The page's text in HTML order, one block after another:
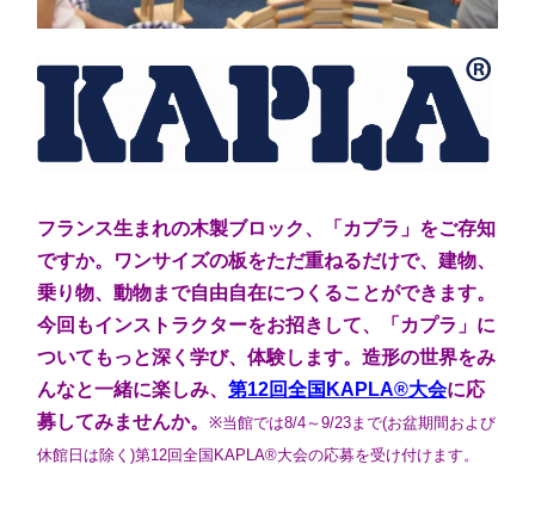
フランス生まれの木製ブロック、「カプラ」をご存知
ですか。ワンサイズの板をただ重ねるだけで、建物、
乗り物、動物まで自由自在につくることができます。
今回もインストラクターをお招きして、「カプラ」に
ついてもっと深く学び、体験します。造形の世界をみ
んなと一緒に楽しみ、第12回全国KAPLA®︎大会に応
募してみませんか。※当館では8/4～9/23まで(お盆期間および
休館日は除く)第12回全国KAPLA®大会の応募を受け付けます。